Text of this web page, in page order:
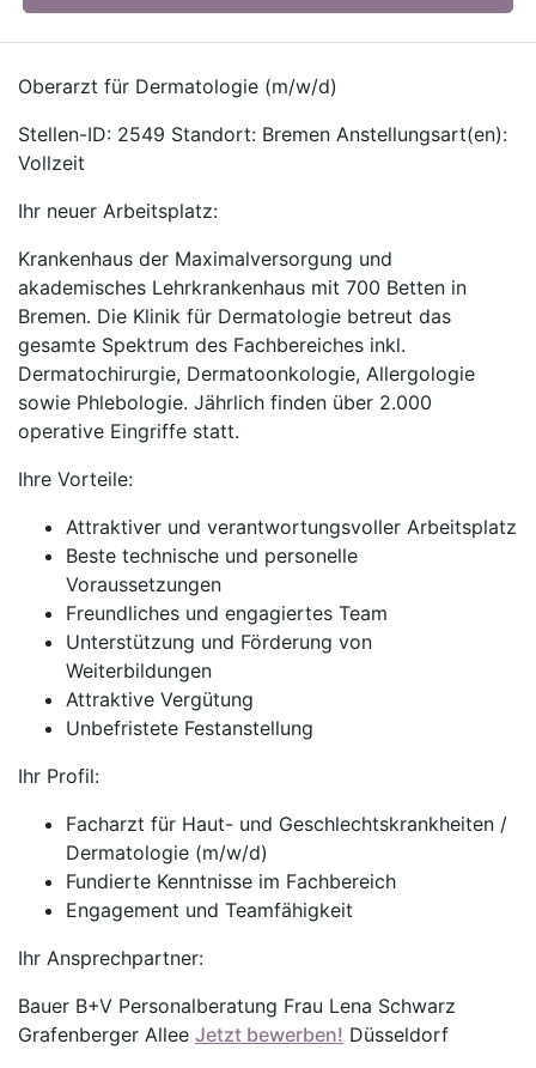
Oberarzt für Dermatologie (m/w/d)
Stellen-ID: 2549 Standort: Bremen Anstellungsart(en):
Vollzeit
Ihr neuer Arbeitsplatz:
Krankenhaus der Maximalversorgung und
akademisches Lehrkrankenhaus mit 700 Betten in
Bremen. Die Klinik für Dermatologie betreut das
gesamte Spektrum des Fachbereiches inkl.
Dermatochirurgie, Dermatoonkologie, Allergologie
sowie Phlebologie. Jährlich finden über 2.000
operative Eingriffe statt.
Ihre Vorteile:
Attraktiver und verantwortungsvoller Arbeitsplatz
Beste technische und personelle
Voraussetzungen
Freundliches und engagiertes Team
Unterstützung und Förderung von
Weiterbildungen
Attraktive Vergütung
Unbefristete Festanstellung
Ihr Profil:
Facharzt für Haut- und Geschlechtskrankheiten /
Dermatologie (m/w/d)
Fundierte Kenntnisse im Fachbereich
Engagement und Teamfähigkeit
Ihr Ansprechpartner:
Bauer B+V Personalberatung Frau Lena Schwarz
Grafenberger Allee Jetzt bewerben! Düsseldorf